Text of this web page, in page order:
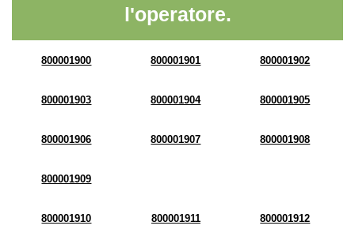
l'operatore.
800001900 800001901 800001902
800001903 800001904 800001905
800001906 800001907 800001908
800001909
800001910 800001911 800001912